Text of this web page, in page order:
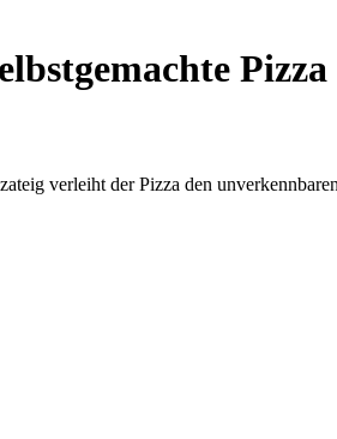
Pizza
verleiht der Pizza den